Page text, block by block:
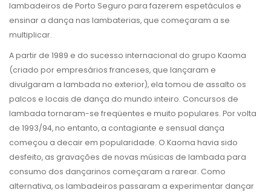
lambadeiros de Porto Seguro para fazerem espetáculos e
ensinar a dança nas lambaterias, que começaram a se
multiplicar.
A partir de 1989 e do sucesso internacional do grupo Kaoma
(criado por empresários franceses, que lançaram e
divulgaram a lambada no exterior), ela tomou de assalto os
palcos e locais de dança do mundo inteiro. Concursos de
lambada tornaram-se freqüentes e muito populares. Por volta
de 1993/94, no entanto, a contagiante e sensual dança
começou a decair em popularidade. O Kaoma havia sido
desfeito, as gravações de novas músicas de lambada para
consumo dos dançarinos começaram a rarear. Como
alternativa, os lambadeiros passaram a experimentar dançar